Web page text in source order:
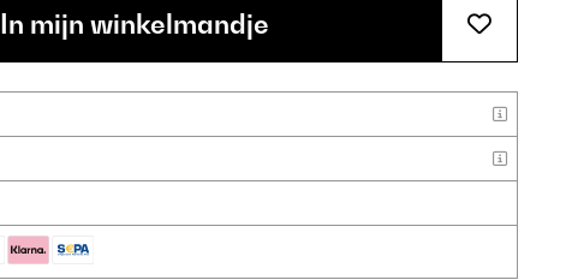
In mijn winkelmandje